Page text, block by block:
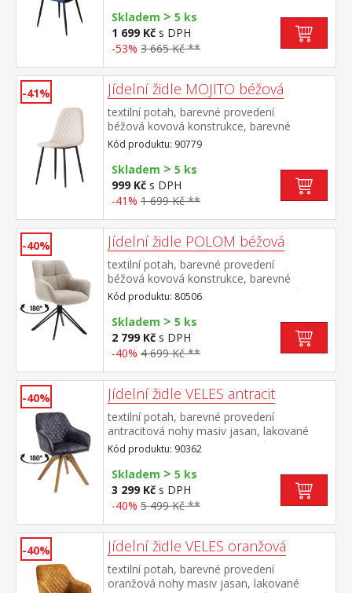
Skladem > 5 ks
1 699 Kč s DPH
-53% 3 665 Kč **
-41% Jídelní židle MOJITO béžová
textilní potah, barevné provedení
béžová kovová konstrukce, barevné
provedení černá výška sedu 48
cm doporučená nosnost do 120 kg
Kód produktu: 90779
Skladem > 5 ks
999 Kč s DPH
-41% 1 699 Kč **
-40% Jídelní židle POLOM béžová
textilní potah, barevné provedení
béžová kovová konstrukce, barevné
provedení černá otočná o 180 stupňů výška
sedu 50 cm doporučená nosnost do 120 kg
Kód produktu: 80506
Skladem > 5 ks
2 799 Kč s DPH
-40% 4 699 Kč **
-40% Jídelní židle VELES antracit
textilní potah, barevné provedení
antracitová nohy masiv jasan, lakované
provedení otočná o 180 stupňů výška sedu
47 cm doporučená nosnost do 120 kg
Kód produktu: 90362
Skladem > 5 ks
3 299 Kč s DPH
-40% 5 499 Kč **
-40% Jídelní židle VELES oranžová
textilní potah, barevné provedení
oranžová nohy masiv jasan, lakované